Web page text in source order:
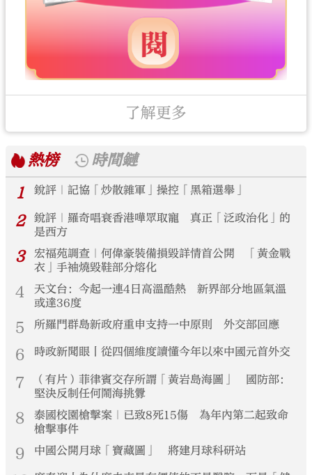
了解更多
熱榜
時間鏈
1
銳評｜記協「炒散雜軍」操控「黑箱選舉」
2
銳評｜羅奇唱衰香港嘩眾取寵 真正「泛政治化」的
是西方
3
宏福苑調查｜何偉豪裝備損毀詳情首公開 「黃金戰
衣」手袖燒毀鞋部分熔化
4
天文台：今起一連4日高溫酷熱 新界部分地區氣溫
或達36度
5 所羅門群島新政府重申支持一中原則 外交部回應
6 時政新聞眼丨從四個維度讀懂今年以來中國元首外交
7
（有片）菲律賓交存所謂「黃岩島海圖」 國防部：
堅決反制任何鬧海挑釁
8
泰國校園槍擊案｜已致8死15傷 為年內第二起致命
槍擊事件
9 中國公開月球「寶藏圖」 將建月球科研站